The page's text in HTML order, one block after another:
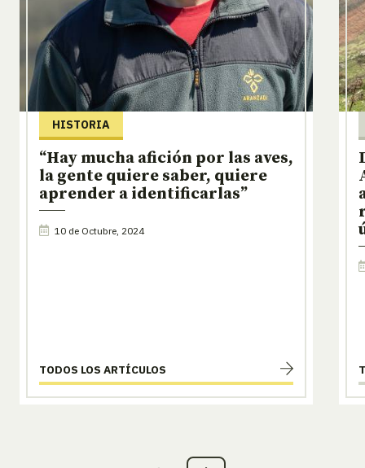
HISTORIA
“Hay mucha afición por las aves,
la gente quiere saber, quiere
aprender a identificarlas”
10 de Octubre, 2024
TODOS LOS ARTÍCULOS